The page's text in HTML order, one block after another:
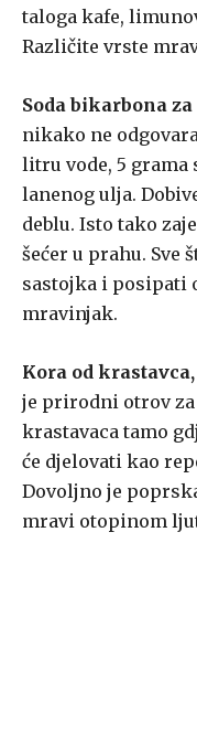
taloga kafe,
Različite vrste
Soda bikarbona
nikako ne
litru vode, 5 grama
lanenog ulja.
deblu. Isto tako
šećer u prahu. Sve
sastojka i posipati
mravinjak.
Kora od
je prirodni otrov
krastavaca tamo
će djelovati kao
Dovoljno je
mravi otopinom